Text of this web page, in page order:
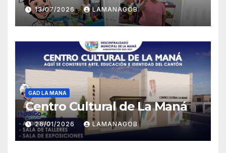
13/07/2026 LAMANAGOB
GAD LA MANA
Centro Cultural de La Maná
26/01/2026 LAMANAGOB